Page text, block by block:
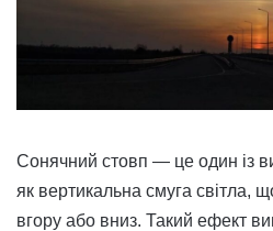
Сонячний стовп — це один із
як вертикальна смуга світла,
вгору або вниз. Такий ефект